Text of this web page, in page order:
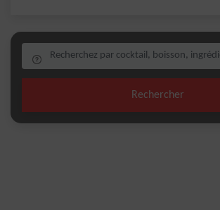
Rechercher